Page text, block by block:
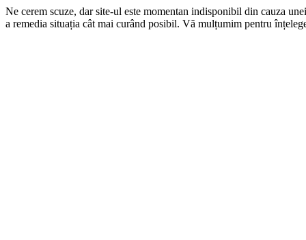
Ne cerem scuze, dar site-ul este momentan indisponibil din cauza
a remedia situația cât mai curând posibil. Vă mulțumim pentru